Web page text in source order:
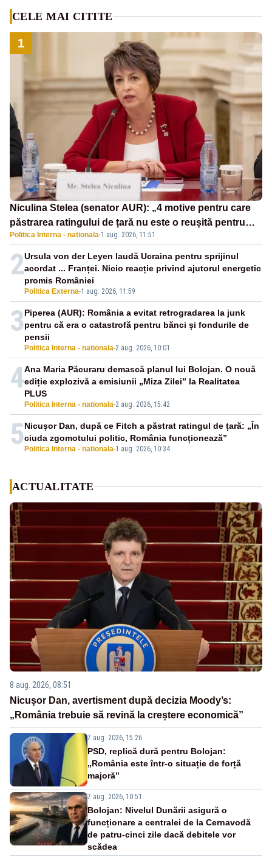
CELE MAI CITITE
1
Niculina Stelea (senator AUR): „4 motive pentru care
păstrarea ratingului de țară nu este o reușită pentru
Guvernul Bolojan”
Politica Interna - nationala·1 aug. 2026, 11:51
2
Politica Externa-1 aug. 2026, 11:59
Ursula von der Leyen laudă Ucraina pentru sprijinul
acordat ... Franței. Nicio reacție privind ajutorul energetic
promis României
3
Politica Interna - nationala-2 aug. 2026, 10:01
Piperea (AUR): România a evitat retrogradarea la junk
pentru că era o catastrofă pentru bănci și fondurile de
pensii
4
Politica Interna - nationala-2 aug. 2026, 15:42
Ana Maria Păcuraru demască planul lui Bolojan. O nouă
ediție explozivă a emisiunii „Miza Zilei” la Realitatea
PLUS
5 Politica Interna - nationala-1 aug. 2026, 10:34
Nicușor Dan, după ce Fitch a păstrat ratingul de țară: „În
ciuda zgomotului politic, România funcționează”
ACTUALITATE
8 aug. 2026, 08:51
Nicușor Dan, avertisment după decizia Moody’s:
„România trebuie să revină la creștere economică”
7 aug. 2026, 15:26
PSD, replică dură pentru Bolojan:
„România este într-o situație de forță
majoră”
7 aug. 2026, 10:51
Bolojan: Nivelul Dunării asigură o
funcționare a centralei de la Cernavodă
de patru-cinci zile dacă debitele vor
scădea